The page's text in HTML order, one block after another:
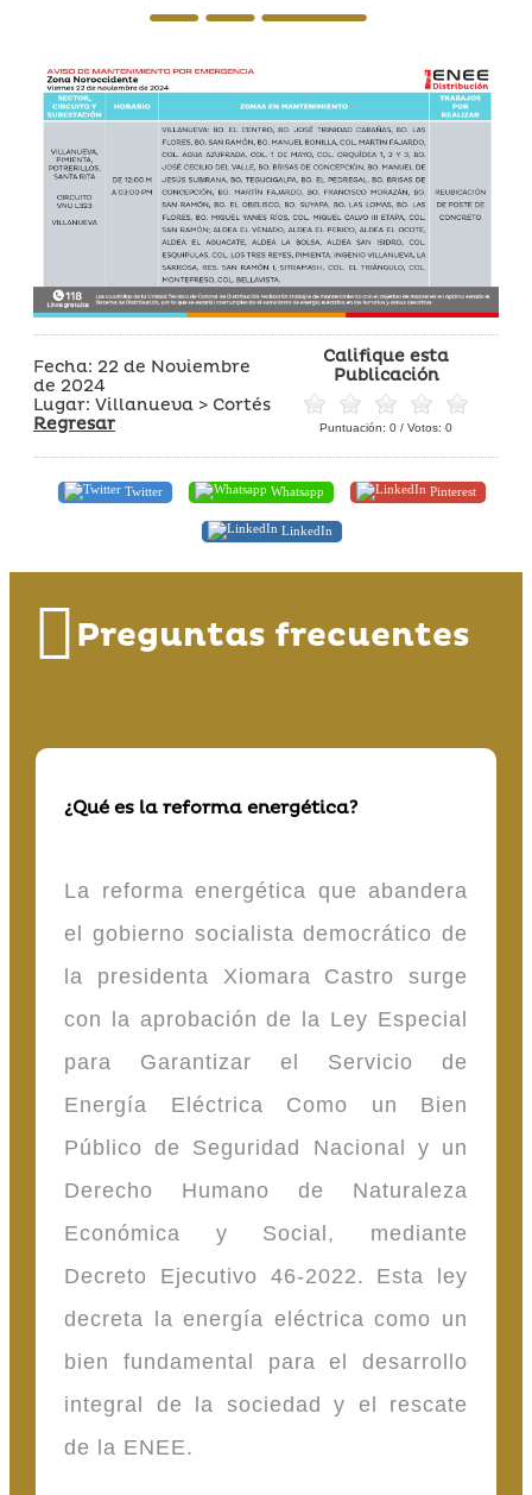
Fecha: 22 de Noviembre
de 2024
Lugar: Villanueva > Cortés
Regresar
Califique esta
Publicación
Puntuación: 0 / Votos: 0
Twitter Whatsapp Pinterest
LinkedIn
Preguntas frecuentes
¿Qué es la reforma energética?
La reforma energética que abandera
el gobierno socialista democrático de
la presidenta Xiomara Castro surge
con la aprobación de la Ley Especial
para Garantizar el Servicio de
Energía Eléctrica Como un Bien
Público de Seguridad Nacional y un
Derecho Humano de Naturaleza
Económica y Social, mediante
Decreto Ejecutivo 46-2022. Esta ley
decreta la energía eléctrica como un
bien fundamental para el desarrollo
integral de la sociedad y el rescate
de la ENEE.